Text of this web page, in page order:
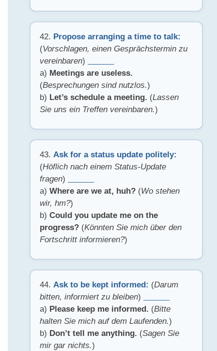
42. Propose arranging a time to talk:
(Vorschlagen, einen Gesprächstermin zu
vereinbaren)
a) Meetings are useless.
(Besprechungen sind nutzlos.)
b) Let’s schedule a meeting. (Lassen
Sie uns ein Treffen vereinbaren.)
43.Ask for a status update politely:
(Höflich nach einem Status-Update
fragen)
a)Where are we at, huh? (Wo stehen
wir, hm?)
b)Could you update me on the
progress? (Könnten Sie mich über den
Fortschritt informieren?)
44.Ask to be kept informed: (Darum
bitten, informiert zu bleiben)
a) Please keep me informed. (Bitte
halten Sie mich auf dem Laufenden.)
b) Don’t tell me anything. (Sagen Sie
mir gar nichts.)